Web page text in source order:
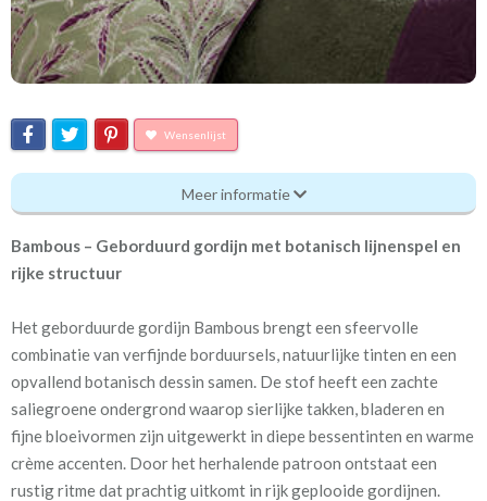
Wensenlijst
Pt_4285 Bambous 246 sangria
Eigenschappen gordijnstof
Artikelnummer
Pt_4285 Bambous 246
Patroon: 47,3 cm
Stofbreedte: 132 cm
Mate van verduistering:
Geen (voering optioneel
tijdens bestelproces)
Meer informatie
Bambous – Geborduurd gordijn met botanisch lijnenspel en
rijke structuur
Het geborduurde gordijn Bambous brengt een sfeervolle
combinatie van verfijnde borduursels, natuurlijke tinten en een
opvallend botanisch dessin samen. De stof heeft een zachte
saliegroene ondergrond waarop sierlijke takken, bladeren en
fijne bloeivormen zijn uitgewerkt in diepe bessentinten en warme
crème accenten. Door het herhalende patroon ontstaat een
rustig ritme dat prachtig uitkomt in rijk geplooide gordijnen.